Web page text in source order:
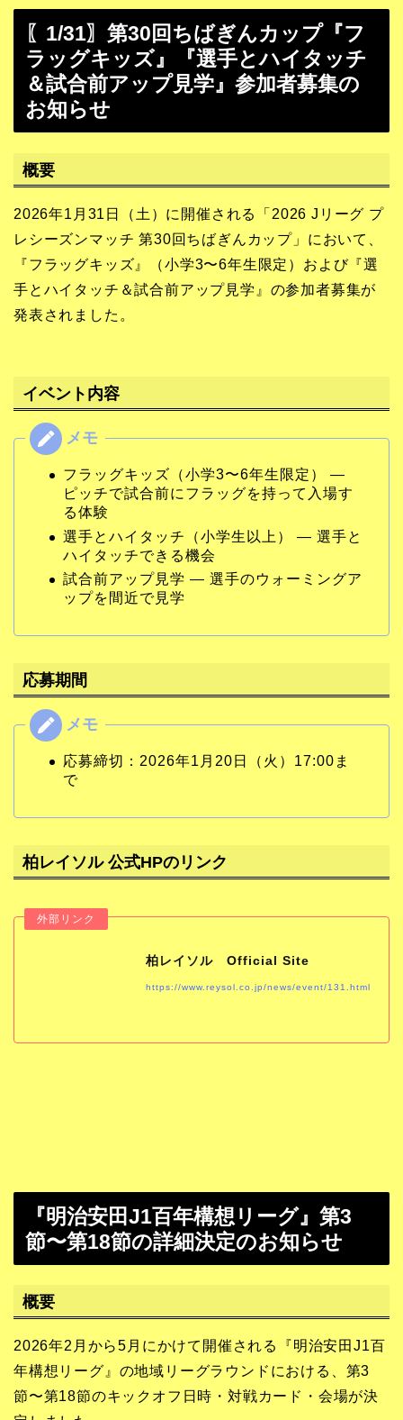
〖1/31〗第30回ちばぎんカップ『フ
ラッグキッズ』『選手とハイタッチ
＆試合前アップ見学』参加者募集の
お知らせ
概要
2026年1月31日（土）に開催される「2026 Jリーグ プ
レシーズンマッチ 第30回ちばぎんカップ」において、
『フラッグキッズ』（小学3〜6年生限定）および『選
手とハイタッチ＆試合前アップ見学』の参加者募集が
発表されました。
イベント内容
フラッグキッズ（小学3〜6年生限定） —
ピッチで試合前にフラッグを持って入場す
る体験
選手とハイタッチ（小学生以上） — 選手と
ハイタッチできる機会
試合前アップ見学 — 選手のウォーミングア
ップを間近で見学
応募期間
応募締切：2026年1月20日（火）17:00ま
で
柏レイソル 公式HPのリンク
柏レイソル Official Site
https://www.reysol.co.jp/news/event/131.html
『明治安田J1百年構想リーグ』第3
節〜第18節の詳細決定のお知らせ
概要
2026年2月から5月にかけて開催される『明治安田J1百
年構想リーグ』の地域リーグラウンドにおける、第3
節〜第18節のキックオフ日時・対戦カード・会場が決